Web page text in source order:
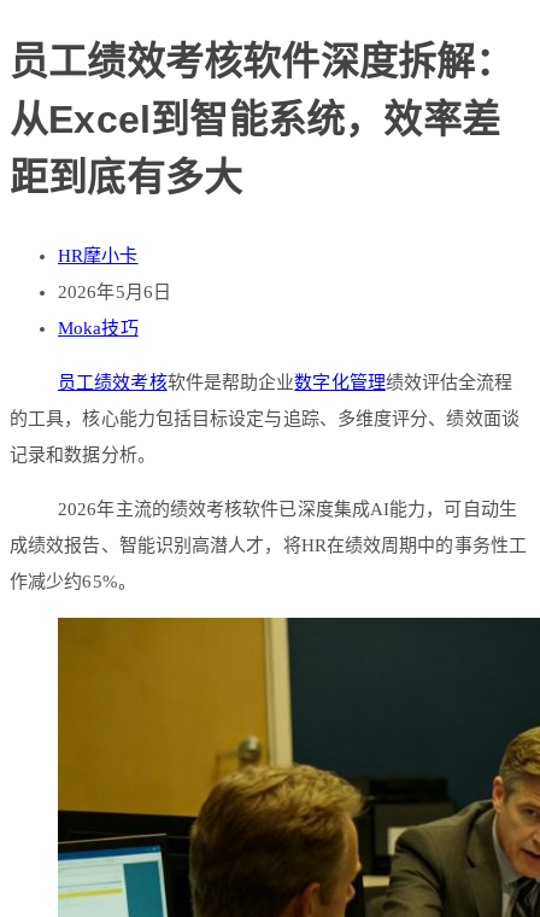
员工绩效考核软件深度拆解：
从Excel到智能系统，效率差
距到底有多大
HR摩小卡
2026年5月6日
Moka技巧
员工绩效考核软件是帮助企业数字化管理绩效评估全流程
的工具，核心能力包括目标设定与追踪、多维度评分、绩效面谈
记录和数据分析。
2026年主流的绩效考核软件已深度集成AI能力，可自动生
成绩效报告、智能识别高潜人才，将HR在绩效周期中的事务性工
作减少约65%。